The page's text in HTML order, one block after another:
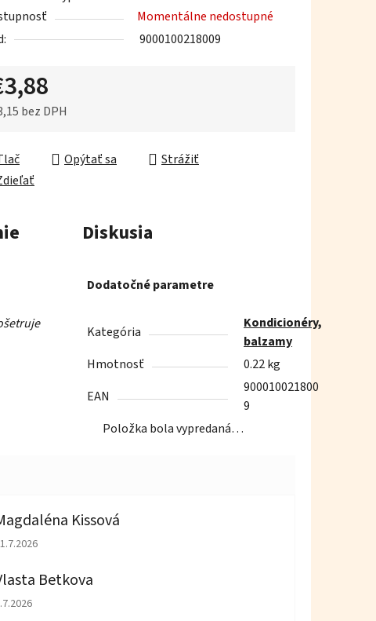
Momentálne nedostupné
9000100218009
bez DPH
Opýtať sa
Strážiť
Diskusia
Dodatočné parametre
Kategória
Kondicionéry,
balzamy
Hmotnosť
0.22 kg
EAN
900010021800
9
Položka bola vypredaná…
Kissová
obchodu je 5 z 5 hviezdičiek.
Betkova
obchodu je 4 z 5 hviezdičiek.